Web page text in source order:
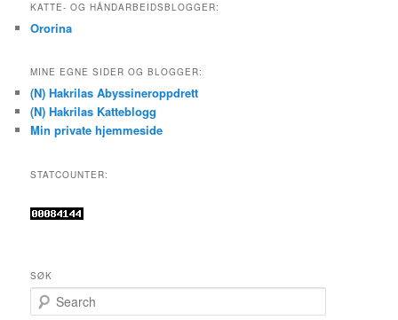
KATTE- OG HÅNDARBEIDSBLOGGER:
Ororina
MINE EGNE SIDER OG BLOGGER:
(N) Hakrilas Abyssineroppdrett
(N) Hakrilas Katteblogg
Min private hjemmeside
STATCOUNTER:
SØK
e